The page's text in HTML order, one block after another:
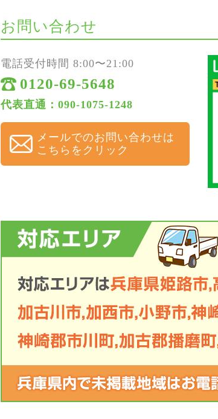
お問い合わせ
電話受付時間 8:00〜21:00
0120-69-5648
代表直通：090-1075-1248
メールでのお問い合わせは
こちらをクリック